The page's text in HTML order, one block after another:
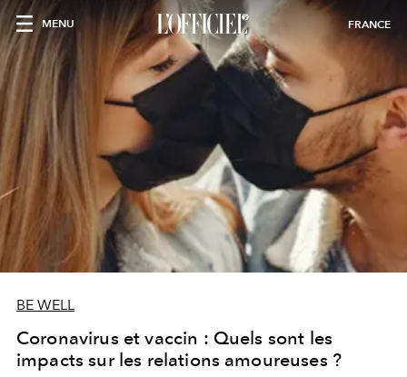
MENU FRANCE
BE WELL
Coronavirus et vaccin : Quels sont les
impacts sur les relations amoureuses ?